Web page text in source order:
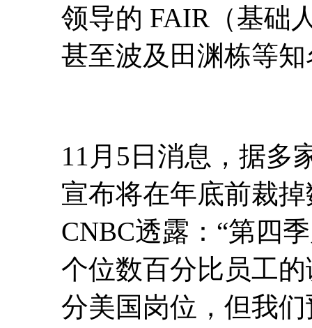
领导的 FAIR（基础
甚至波及田渊栋等
11月5日消息，据多
宣布将在年底前裁
CNBC透露：“第四
个位数百分比员工
分美国岗位，但我